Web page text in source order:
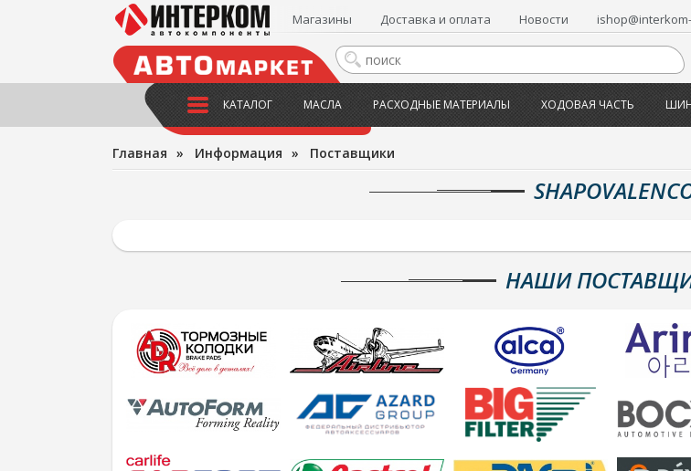
Магазины Доставка и оплата Новости
КАТАЛОГ МАСЛА РАСХОДНЫЕ МАТЕРИАЛЫ ХОДОВАЯ ЧАСТЬ
Главная » Информация » Поставщики
НАШИ